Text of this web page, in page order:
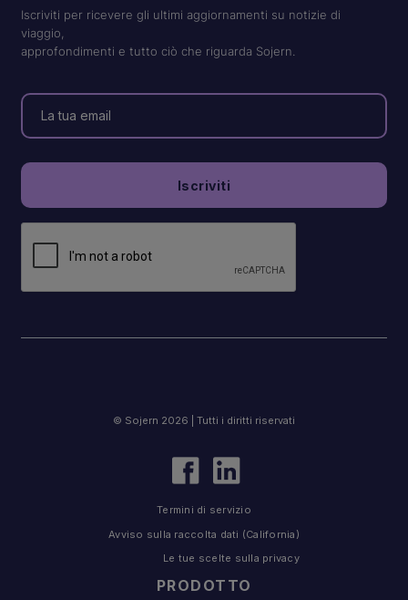
Iscriviti per ricevere gli ultimi aggiornamenti su notizie di
viaggio,
approfondimenti e tutto ciò che riguarda Sojern.
PRODOTTO
© Sojern 2026 | Tutti i diritti riservati
Termini di servizio
Avviso sulla raccolta dati (California)
Le tue scelte sulla privacy